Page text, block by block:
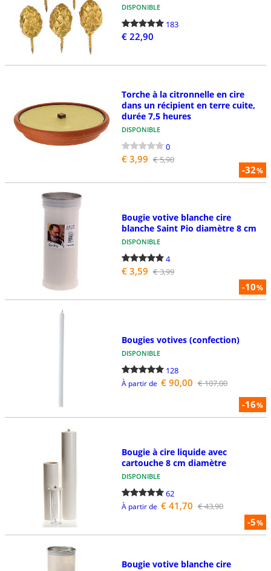
DISPONIBLE
183
€ 22,90
-32%
Torche à la citronnelle en cire
dans un récipient en terre cuite,
durée 7,5 heures
DISPONIBLE
0
€ 3,99 € 5,90
-10%
Bougie votive blanche cire
blanche Saint Pio diamètre 8 cm
DISPONIBLE
4
€ 3,59 € 3,99
-16%
Bougies votives (confection)
DISPONIBLE
128
À partir de € 90,00 € 107,00
-5%
Bougie à cire liquide avec
cartouche 8 cm diamètre
DISPONIBLE
62
À partir de € 41,70 € 43,90
Bougie votive blanche cire